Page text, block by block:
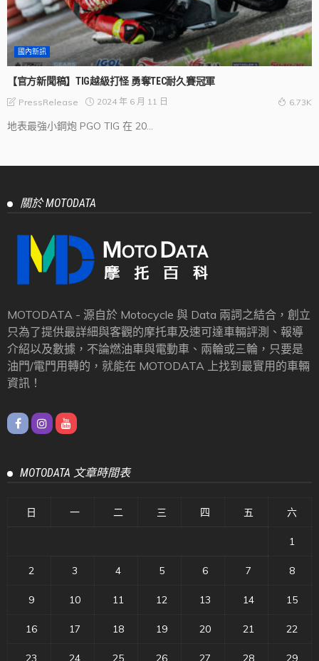
國內新訊
【官方新聞稿】TIG越級打怪 勇奪TEC耐久賽冠軍
PressRelease 2024 年 6 月 11 日 6.73K
地表最強小鋼炮 PGO TIG 在 20...
關於 MOTODATA
MOTODATA - 源自於 Motocycle 與 Data 兩詞之結合，創立
只為了提供最詳細與客觀的摩托車及速可達車輛評測、報導
介紹以及數據，不論燃油車與電動車、兩輪或三輪，只要是
油門/電門用轉的，就能在 MOTODATA 上找到最實用的車輛
資訊！
MOTODATA 文章時間表
日 一 二 三 四 五 六
1
2 3 4 5 6 7 8
9 10 11 12 13 14 15
16 17 18 19 20 21 22
23 24 25 26 27 28 29